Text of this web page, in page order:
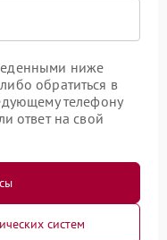
ниже
обратиться в
телефону
ответ на свой
систем